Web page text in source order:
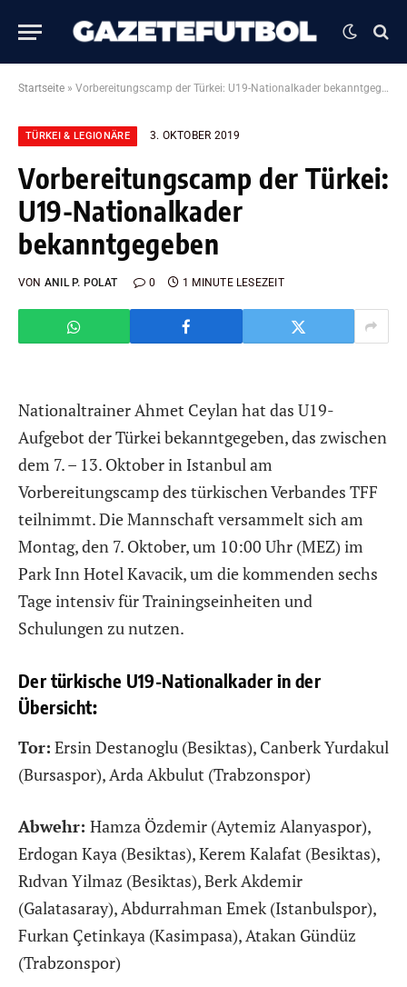
Startseite » Vorbereitungscamp der Türkei: U19-Nationalkader bekanntgegeben
TÜRKEI & LEGIONÄRE 3. OKTOBER 2019
Vorbereitungscamp der Türkei:
U19-Nationalkader
bekanntgegeben
VON ANIL P. POLAT 0 1 MINUTE LESEZEIT
Nationaltrainer Ahmet Ceylan hat das U19-
Aufgebot der Türkei bekanntgegeben, das zwischen
dem 7. – 13. Oktober in Istanbul am
Vorbereitungscamp des türkischen Verbandes TFF
teilnimmt. Die Mannschaft versammelt sich am
Montag, den 7. Oktober, um 10:00 Uhr (MEZ) im
Park Inn Hotel Kavacik, um die kommenden sechs
Tage intensiv für Trainingseinheiten und
Schulungen zu nutzen.
Der türkische U19-Nationalkader in der
Übersicht:
Tor: Ersin Destanoglu (Besiktas), Canberk Yurdakul
(Bursaspor), Arda Akbulut (Trabzonspor)
Abwehr: Hamza Özdemir (Aytemiz Alanyaspor),
Erdogan Kaya (Besiktas), Kerem Kalafat (Besiktas),
Rıdvan Yilmaz (Besiktas), Berk Akdemir
(Galatasaray), Abdurrahman Emek (Istanbulspor),
Furkan Çetinkaya (Kasimpasa), Atakan Gündüz
(Trabzonspor)